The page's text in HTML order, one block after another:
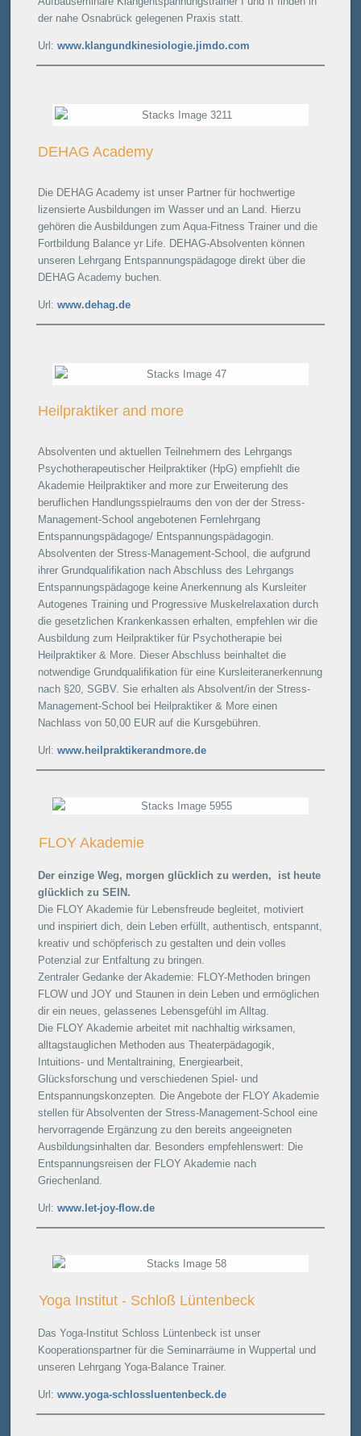
der nahe Osnabrück gelegenen Praxis statt.
Url:www.klangundkinesiologie.jimdo.com
DEHAG Academy
Die DEHAG Academy ist unser Partner für hochwertige
lizensierte Ausbildungen im Wasser und an Land. Hierzu
gehören die Ausbildungen zum Aqua-Fitness Trainer und die
Fortbildung Balance yr Life. DEHAG-Absolventen können
unseren Lehrgang Entspannungspädagoge direkt über die
DEHAG Academy buchen.
Url:www.dehag.de
Heilpraktiker and more
Absolventen und aktuellen Teilnehmern des Lehrgangs
Psychotherapeutischer Heilpraktiker (HpG) empfiehlt die
Akademie Heilpraktiker and more zur Erweiterung des
beruflichen Handlungsspielraums den von der der Stress-
Management-School angebotenen Fernlehrgang
Entspannungspädagoge/ Entspannungspädagogin.
Absolventen der Stress-Management-School, die aufgrund
ihrer Grundqualifikation nach Abschluss des Lehrgangs
Entspannungspädagoge keine Anerkennung als Kursleiter
Autogenes Training und Progressive Muskelrelaxation durch
die gesetzlichen Krankenkassen erhalten, empfehlen wir die
Ausbildung zum Heilpraktiker für Psychotherapie bei
Heilpraktiker & More. Dieser Abschluss beinhaltet die
notwendige Grundqualifikation für eine Kursleiteranerkennung
nach §20, SGBV. Sie erhalten als Absolvent/in der Stress-
Management-School bei Heilpraktiker & More einen
Nachlass von 50,00 EUR auf die Kursgebühren.
Url:www.heilpraktikerandmore.de
FLOY Akademie
Der einzige Weg, morgen glücklich zu werden, ist heute
glücklich zu SEIN.
Die FLOY Akademie für Lebensfreude begleitet, motiviert
und inspiriert dich, dein Leben erfüllt, authentisch, entspannt,
kreativ und schöpferisch zu gestalten und dein volles
Potenzial zur Entfaltung zu bringen.
Zentraler Gedanke der Akademie: FLOY-Methoden bringen
FLOW und JOY und Staunen in dein Leben und ermöglichen
dir ein neues, gelassenes Lebensgefühl im Alltag.
Die FLOY Akademie arbeitet mit nachhaltig wirksamen,
alltagstauglichen Methoden aus Theaterpädagogik,
Intuitions- und Mentaltraining, Energiearbeit,
Glücksforschung und verschiedenen Spiel- und
Entspannungskonzepten. Die Angebote der FLOY Akademie
stellen für Absolventen der Stress-Management-School eine
hervorragende Ergänzung zu den bereits angeeigneten
Ausbildungsinhalten dar. Besonders empfehlenswert: Die
Entspannungsreisen der FLOY Akademie nach
Griechenland.
Url:www.let-joy-flow.de
Yoga Institut - Schloß Lüntenbeck
Das Yoga-Institut Schloss Lüntenbeck ist unser
Kooperationspartner für die Seminarräume in Wuppertal und
unseren Lehrgang Yoga-Balance Trainer.
Url:www.yoga-schlossluentenbeck.de